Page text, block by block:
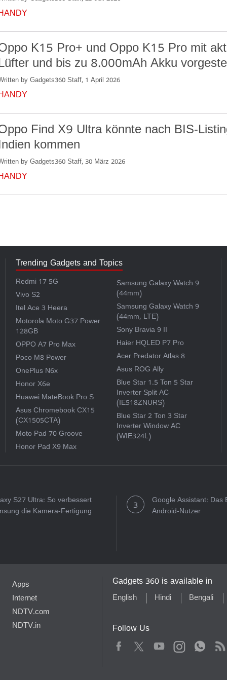
K15 Pro+ und Oppo K15 Pro mit
und bis zu 8.000mAh Akku
by Gadgets360 Staff, 1 April 2026
Find X9 Ultra könnte nach BIS-
kommen
by Gadgets360 Staff, 30 März 2026
Trending Gadgets and Topics
Redmi 17 5G
Vivo S2
Itel Ace 3 Heera
Motorola Moto G37 Power
128GB
OPPO A7 Pro Max
Poco M8 Power
OnePlus N6x
Honor X6e
Huawei MateBook Pro S
Asus Chromebook CX15
(CX1505CTA)
Moto Pad 70 Groove
Honor Pad X9 Max
Samsung Galaxy Watch 9
(44mm)
Samsung Galaxy Watch 9
(44mm, LTE)
Sony Bravia 9 II
Haier HQLED P7 Pro
Acer Predator Atlas 8
Asus ROG Ally
Blue Star 1.5 Ton 5 Star
Inverter Split AC
(IE518ZNURS)
Blue Star 2 Ton 3 Star
Inverter Window AC
(WIE324L)
S27 Ultra: So verbessert
die Kamera-Fertigung
Google Assistant: Das
Android-Nutzer
Apps
Internet
NDTV.com
NDTV.in
Gadgets 360 is available in
English Hindi Bengali
Follow Us
Facebook
Twitter YoutubeInstagram WhatsApp
Rss